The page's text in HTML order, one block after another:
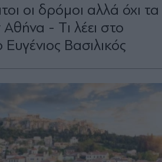
οι δρόμοι αλλά όχι τα
- Tι λέει στο
Βασιλικός